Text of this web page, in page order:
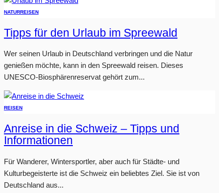
NATURREISEN
Tipps für den Urlaub im Spreewald
Wer seinen Urlaub in Deutschland verbringen und die Natur
genießen möchte, kann in den Spreewald reisen. Dieses
UNESCO-Biosphärenreservat gehört zum...
REISEN
Anreise in die Schweiz – Tipps und
Informationen
Für Wanderer, Wintersportler, aber auch für Städte- und
Kulturbegeisterte ist die Schweiz ein beliebtes Ziel. Sie ist von
Deutschland aus...